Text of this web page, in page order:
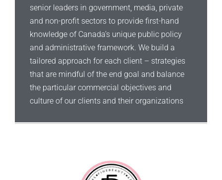
senior leaders in government, media, private
and non-profit sectors to provide first-hand
knowledge of Canada’s unique public policy
and administrative framework. We build a
tailored approach for each client – strategies
that are mindful of the end goal and balance
the particular commercial objectives and
culture of our clients and their organizations